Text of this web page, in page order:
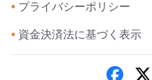
• プライバシーポリシー
• 資金決済法に基づく表示